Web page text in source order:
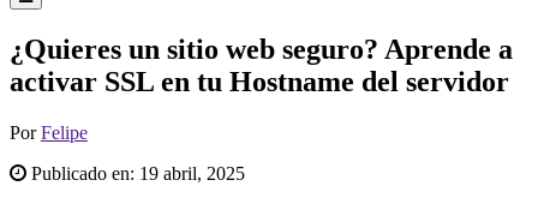
¿Quieres un sitio web seguro? Aprende a
activar SSL en tu Hostname del servidor
PorFelipe
Publicado en: 19 abril, 2025